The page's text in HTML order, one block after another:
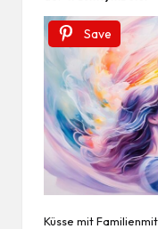
Save
Küsse mit